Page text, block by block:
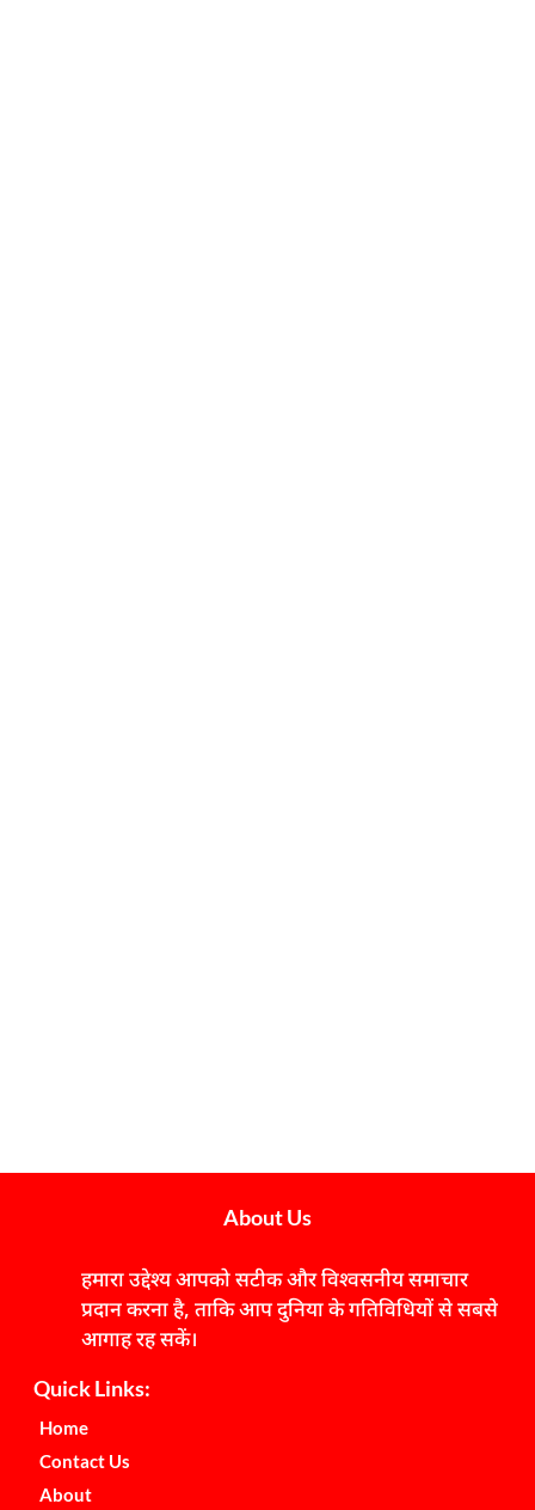
About Us
हमारा उद्देश्य आपको सटीक और विश्वसनीय समाचार
प्रदान करना है, ताकि आप दुनिया के गतिविधियों से सबसे
आगाह रह सकें।
Quick Links:
Home
Contact Us
About